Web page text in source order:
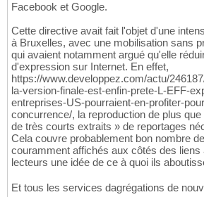
Facebook et Google.
Cette directive avait fait l'objet d'une
à Bruxelles, avec une mobilisation sans
qui avaient notamment argué qu'elle
d'expression sur Internet. En effet,
https://www.developpez.com/actu/
la-version-finale-est-enfin-prete-L-EFF-
entreprises-US-pourraient-en-profiter-
concurrence/, la reproduction de plus
de très courts extraits » de reportages
Cela couvre probablement bon nombre
couramment affichés aux côtés des liens
lecteurs une idée de ce à quoi ils
Et tous les services dagrégations de